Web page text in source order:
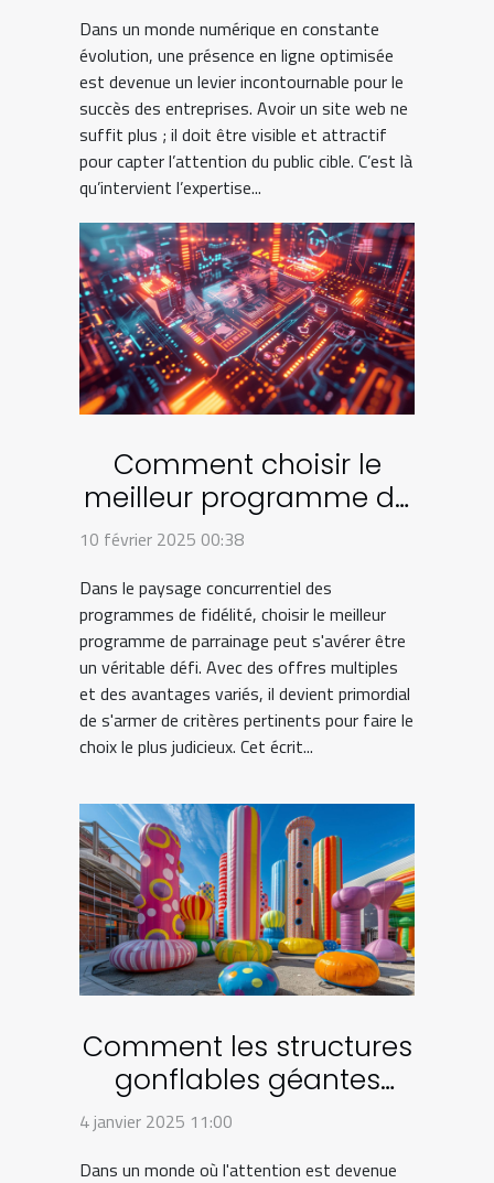
Dans un monde numérique en constante
évolution, une présence en ligne optimisée
est devenue un levier incontournable pour le
succès des entreprises. Avoir un site web ne
suffit plus ; il doit être visible et attractif
pour capter l’attention du public cible. C’est là
qu’intervient l’expertise...
Comment choisir le
meilleur programme de
parrainage en 2024
10 février 2025 00:38
Dans le paysage concurrentiel des
programmes de fidélité, choisir le meilleur
programme de parrainage peut s'avérer être
un véritable défi. Avec des offres multiples
et des avantages variés, il devient primordial
de s'armer de critères pertinents pour faire le
choix le plus judicieux. Cet écrit...
Comment les structures
gonflables géantes
transforment le
4 janvier 2025 11:00
Dans un monde où l'attention est devenue